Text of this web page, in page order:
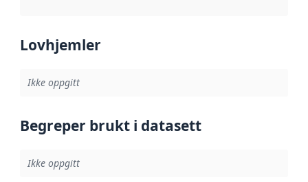
Lovhjemler
Ikke oppgitt
Begreper brukt i datasett
Ikke oppgitt